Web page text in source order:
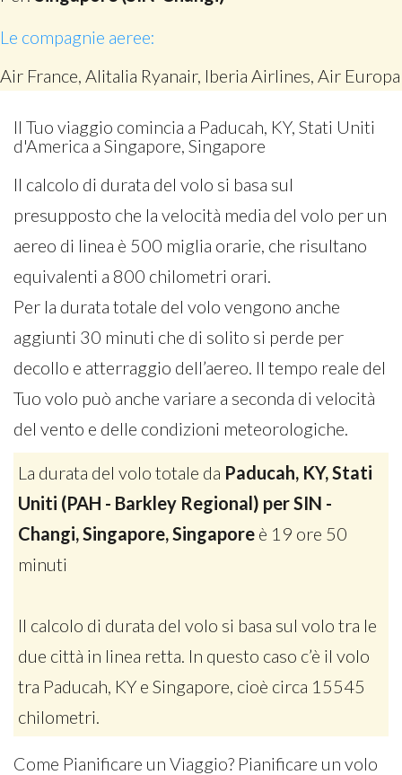
Le compagnie aeree:
Air France, Alitalia Ryanair, Iberia Airlines, Air Europa
Il Tuo viaggio comincia a Paducah, KY, Stati Uniti
d'America a Singapore, Singapore
Il calcolo di durata del volo si basa sul
presupposto che la velocità media del volo per un
aereo di linea è 500 miglia orarie, che risultano
equivalenti a 800 chilometri orari.
Per la durata totale del volo vengono anche
aggiunti 30 minuti che di solito si perde per
decollo e atterraggio dell’aereo. Il tempo reale del
Tuo volo può anche variare a seconda di velocità
del vento e delle condizioni meteorologiche.
La durata del volo totale da Paducah, KY, Stati
Uniti (PAH - Barkley Regional) per SIN -
Changi, Singapore, Singapore è 19 ore 50
minuti
Il calcolo di durata del volo si basa sul volo tra le
due città in linea retta. In questo caso c’è il volo
tra Paducah, KY e Singapore, cioè circa 15545
chilometri.
Come Pianificare un Viaggio? Pianificare un volo